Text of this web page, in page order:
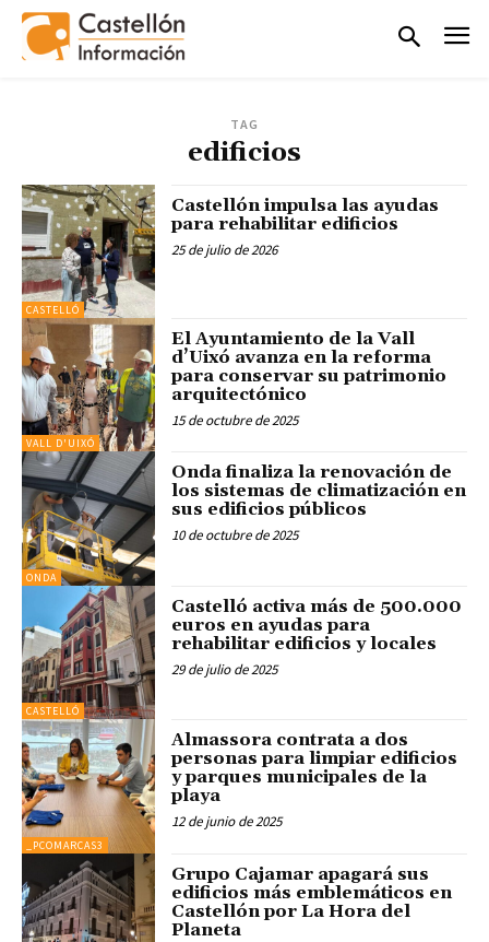
TAG
edificios
CASTELLÓ
Castellón impulsa las ayudas
para rehabilitar edificios
25 de julio de 2026
VALL D'UIXÓ
El Ayuntamiento de la Vall
d’Uixó avanza en la reforma
para conservar su patrimonio
arquitectónico
15 de octubre de 2025
ONDA
Onda finaliza la renovación de
los sistemas de climatización en
sus edificios públicos
10 de octubre de 2025
CASTELLÓ
Castelló activa más de 500.000
euros en ayudas para
rehabilitar edificios y locales
29 de julio de 2025
_PCOMARCAS3
Almassora contrata a dos
personas para limpiar edificios
y parques municipales de la
playa
12 de junio de 2025
Grupo Cajamar apagará sus
edificios más emblemáticos en
Castellón por La Hora del
Planeta